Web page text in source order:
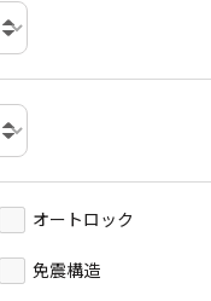
オートロック
免震構造